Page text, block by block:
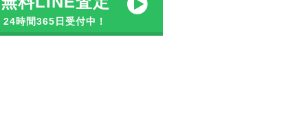
24時間365日受付中！